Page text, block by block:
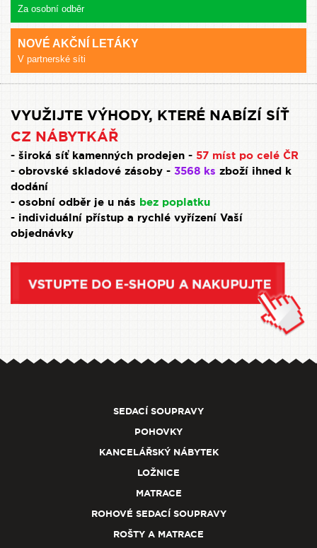
Za osobní odběr
NOVÉ AKČNÍ LETÁKY
V partnerské síti
VYUŽIJTE VÝHODY, KTERÉ NABÍZÍ SÍŤ
CZ NÁBYTKÁŘ
- široká síť kamenných prodejen - 57 míst po celé ČR
- obrovské skladové zásoby - 3568 ks zboží ihned k
dodání
- osobní odběr je u nás bez poplatku
- individuální přístup a rychlé vyřízení Vaší
objednávky
SEDACÍ SOUPRAVY
POHOVKY
KANCELÁŘSKÝ NÁBYTEK
LOŽNICE
MATRACE
ROHOVÉ SEDACÍ SOUPRAVY
ROŠTY A MATRACE